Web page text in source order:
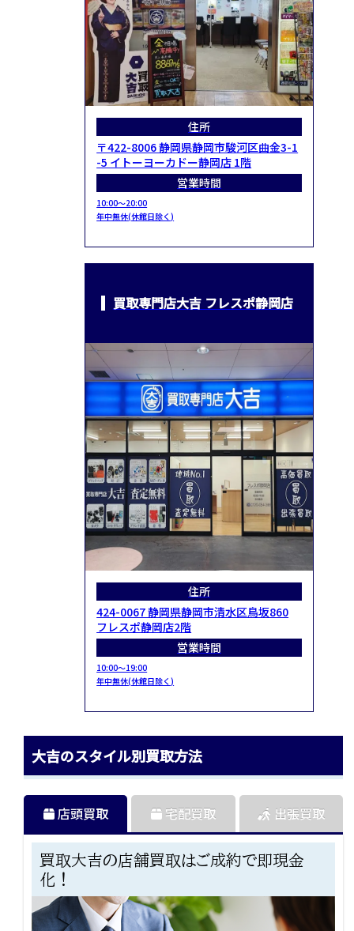
住所
〒422-8006 静岡県静岡市駿河区曲金3-1
-5 イトーヨーカドー静岡店 1階
営業時間
10:00～20:00
年中無休(休館日除く)
買取専門店大吉 フレスポ静岡店
住所
424-0067 静岡県静岡市清水区鳥坂860
フレスポ静岡店2階
営業時間
10:00～19:00
年中無休(休館日除く)
大吉のスタイル別買取方法
店頭買取
買取大吉の店舗買取はご成約で即現金
化！
宅配買取 出張買取